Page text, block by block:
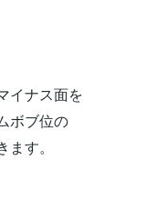
イナス面を
ボブ位の
す。